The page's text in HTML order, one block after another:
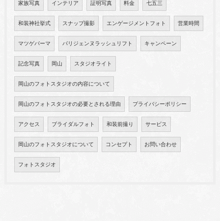
家族写真 インテリア 証明写真 料金 七五三
和装神社挙式 スナップ撮影 エンゲージメントフォト 営業時間
マツゲパーマ パリジェンヌラッシュリフト キャンペーン
記念写真 岡山 スタジオライト
岡山のフォトスタジオの内容について
岡山のフォトスタジオの必要とされる理由 プライバシーポリシー
アクセス ブライダルフォト 和装前撮り サービス
岡山のフォトスタジオについて コンセプト お問い合わせ
フォトスタジオ